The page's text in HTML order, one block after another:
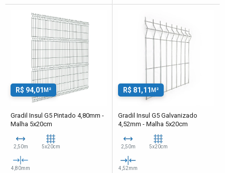
R$ 94,01 M²
Gradil Insul G5 Pintado 4,80mm -
Malha 5x20cm
2,50m 5x20cm
4,80mm
R$ 81,11 M²
Gradil Insul G5 Galvanizado
4,52mm - Malha 5x20cm
2,50m 5x20cm
4,52mm